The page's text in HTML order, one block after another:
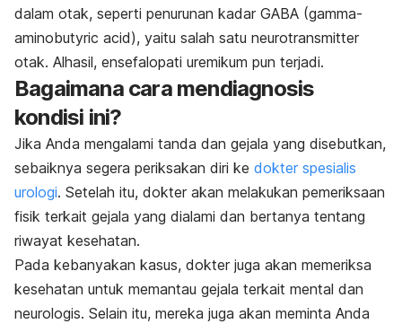
dalam otak, seperti penurunan kadar GABA (gamma-
aminobutyric acid), yaitu salah satu neurotransmitter
otak. Alhasil, ensefalopati uremikum pun terjadi.
Bagaimana cara mendiagnosis
kondisi ini?
Jika Anda mengalami tanda dan gejala yang disebutkan,
sebaiknya segera periksakan diri ke dokter spesialis
urologi. Setelah itu, dokter akan melakukan pemeriksaan
fisik terkait gejala yang dialami dan bertanya tentang
riwayat kesehatan.
Pada kebanyakan kasus, dokter juga akan memeriksa
kesehatan untuk memantau gejala terkait mental dan
neurologis. Selain itu, mereka juga akan meminta Anda